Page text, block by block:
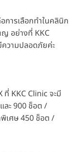
ารเลือกทำในคลินิก
ญ อย่างที่ KKC
ความปลอดภัยค่ะ
ที่ KKC Clinic จะมี
ละ 900 ช็อต /
เศษ 450 ช็อต /